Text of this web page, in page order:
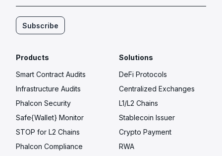
Subscribe
Products
Smart Contract Audits
Infrastructure Audits
Phalcon Security
Safe{Wallet} Monitor
STOP for L2 Chains
Phalcon Compliance
Solutions
DeFi Protocols
Centralized Exchanges
L1/L2 Chains
Stablecoin Issuer
Crypto Payment
RWA